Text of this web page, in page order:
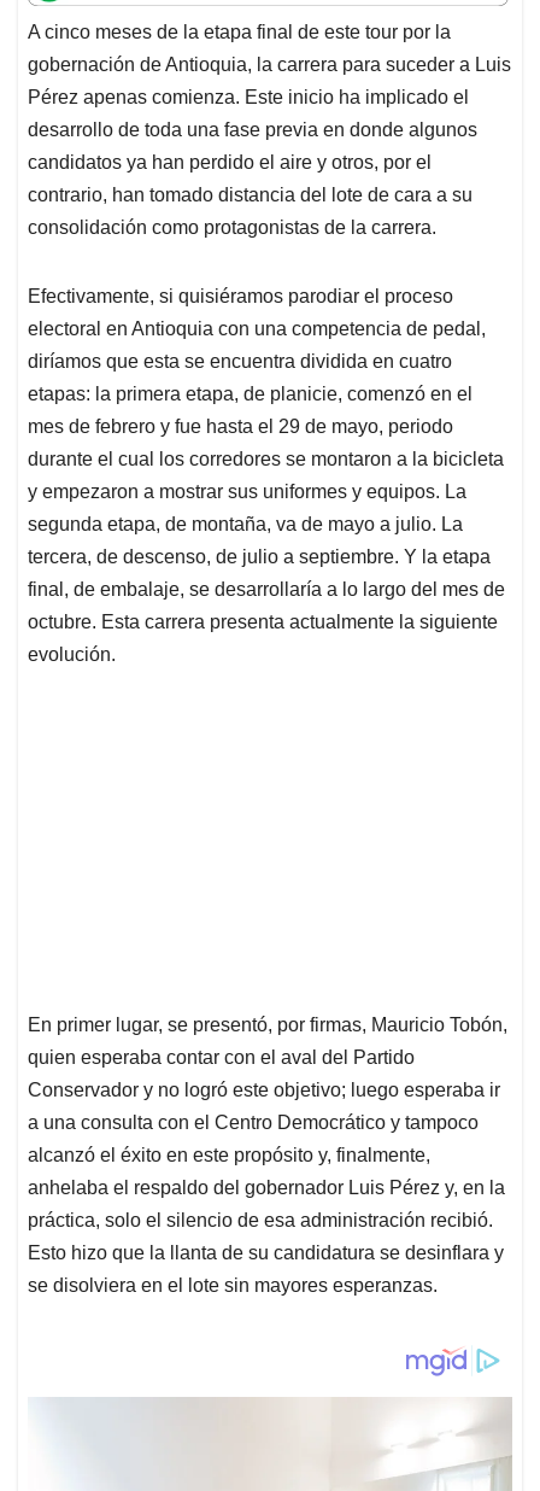
t
s
A
p
p
e
b
o
o
k
k
e
d
I
n
i
l
e
a
d
s
A cinco meses de la etapa final de este tour por la
gobernación de Antioquia, la carrera para suceder a Luis
Pérez apenas comienza. Este inicio ha implicado el
desarrollo de toda una fase previa en donde algunos
candidatos ya han perdido el aire y otros, por el
contrario, han tomado distancia del lote de cara a su
consolidación como protagonistas de la carrera.
Efectivamente, si quisiéramos parodiar el proceso
electoral en Antioquia con una competencia de pedal,
diríamos que esta se encuentra dividida en cuatro
etapas: la primera etapa, de planicie, comenzó en el
mes de febrero y fue hasta el 29 de mayo, periodo
durante el cual los corredores se montaron a la bicicleta
y empezaron a mostrar sus uniformes y equipos. La
segunda etapa, de montaña, va de mayo a julio. La
tercera, de descenso, de julio a septiembre. Y la etapa
final, de embalaje, se desarrollaría a lo largo del mes de
octubre. Esta carrera presenta actualmente la siguiente
evolución.
En primer lugar, se presentó, por firmas, Mauricio Tobón,
quien esperaba contar con el aval del Partido
Conservador y no logró este objetivo; luego esperaba ir
a una consulta con el Centro Democrático y tampoco
alcanzó el éxito en este propósito y, finalmente,
anhelaba el respaldo del gobernador Luis Pérez y, en la
práctica, solo el silencio de esa administración recibió.
Esto hizo que la llanta de su candidatura se desinflara y
se disolviera en el lote sin mayores esperanzas.